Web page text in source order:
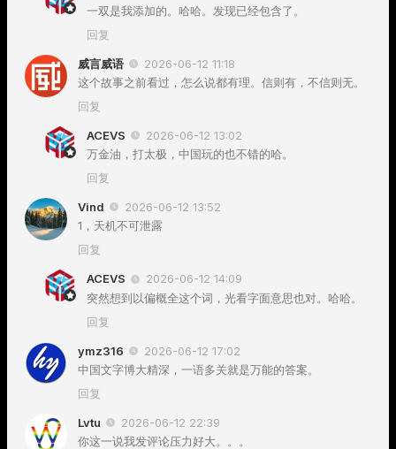
一双是我添加的。哈哈。发现已经包含了。
回复
威言威语
2026-06-12 11:18
这个故事之前看过，怎么说都有理。信则有，不信则无。
回复
ACEVS
2026-06-12 13:02
万金油，打太极，中国玩的也不错的哈。
回复
Vind
2026-06-12 13:52
1，天机不可泄露
回复
ACEVS
2026-06-12 14:09
突然想到以偏概全这个词，光看字面意思也对。哈哈。
回复
ymz316
2026-06-12 17:02
中国文字博大精深，一语多关就是万能的答案。
回复
Lvtu
2026-06-12 22:39
你这一说我发评论压力好大。。。